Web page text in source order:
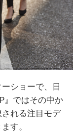
ショーで、日
』ではその中か
れる注目モデ
す。